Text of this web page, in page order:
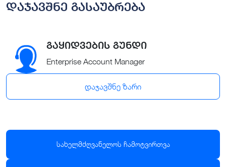
დაჯავშნე გასაუბრება
გაყიდვების გუნდი
Enterprise Account Manager
დაჯავშნე ზარი
სახელმძღვანელოს ჩამოტვირთვა